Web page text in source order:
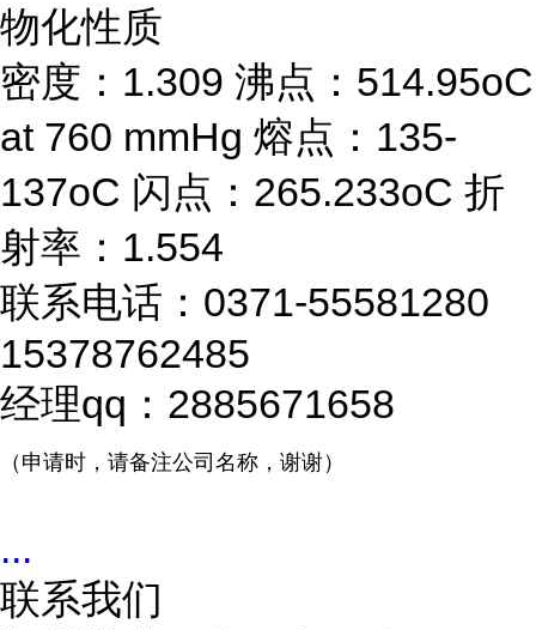
物化性质
密度：1.309 沸点：514.95oC
at 760 mmHg 熔点：135-
137oC 闪点：265.233oC 折
射率：1.554
联系电话：0371-55581280
15378762485
经理qq：2885671658
（申请时，请备注公司名称，谢谢）
...
联系我们